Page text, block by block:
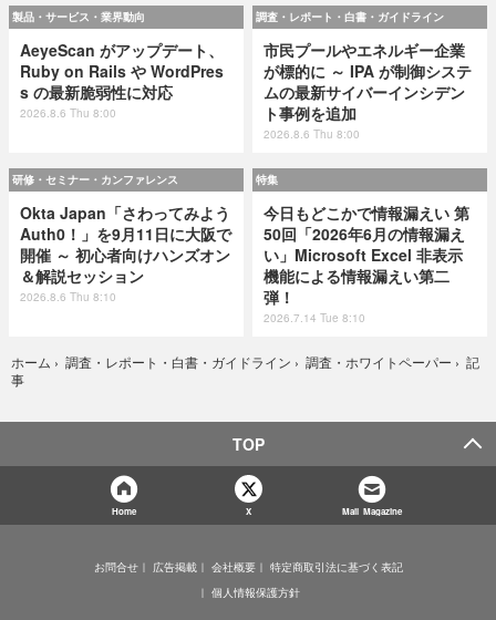
製品・サービス・業界動向
AeyeScan がアップデート、
Ruby on Rails や WordPres
s の最新脆弱性に対応
2026.8.6 Thu 8:00
調査・レポート・白書・ガイドライン
市民プールやエネルギー企業
が標的に ～ IPA が制御システ
ムの最新サイバーインシデン
ト事例を追加
2026.8.6 Thu 8:00
研修・セミナー・カンファレンス
Okta Japan「さわってみよう
Auth0！」を9月11日に大阪で
開催 ～ 初心者向けハンズオン
＆解説セッション
2026.8.6 Thu 8:10
特集
今日もどこかで情報漏えい 第
50回「2026年6月の情報漏え
い」Microsoft Excel 非表示
機能による情報漏えい第二
弾！
2026.7.14 Tue 8:10
ホーム › 調査・レポート・白書・ガイドライン › 調査・ホワイトペーパー › 記
事
TOP
Home X Mail Magazine
お問合せ 広告掲載 会社概要
特定商取引法に基づく表記
個人情報保護方針